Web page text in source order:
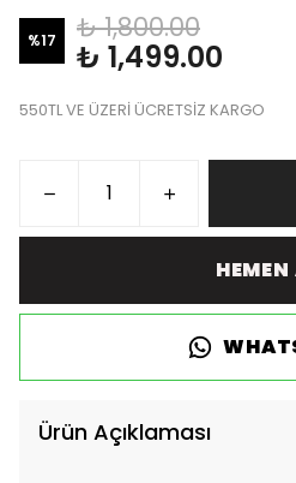
%17 ₺ 1,800.00
₺ 1,499.00
550TL VE ÜZERİ ÜCRETSİZ KARGO
HEMEN
Ürün Açıklaması